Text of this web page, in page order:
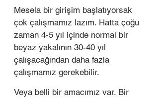
Mesela bir girişim başlatıyorsak
çok çalışmamız lazım. Hatta çoğu
zaman 4-5 yıl içinde normal bir
beyaz yakalının 30-40 yıl
çalışacağından daha fazla
çalışmamız gerekebilir.
Veya belli bir amacımız var. Bir